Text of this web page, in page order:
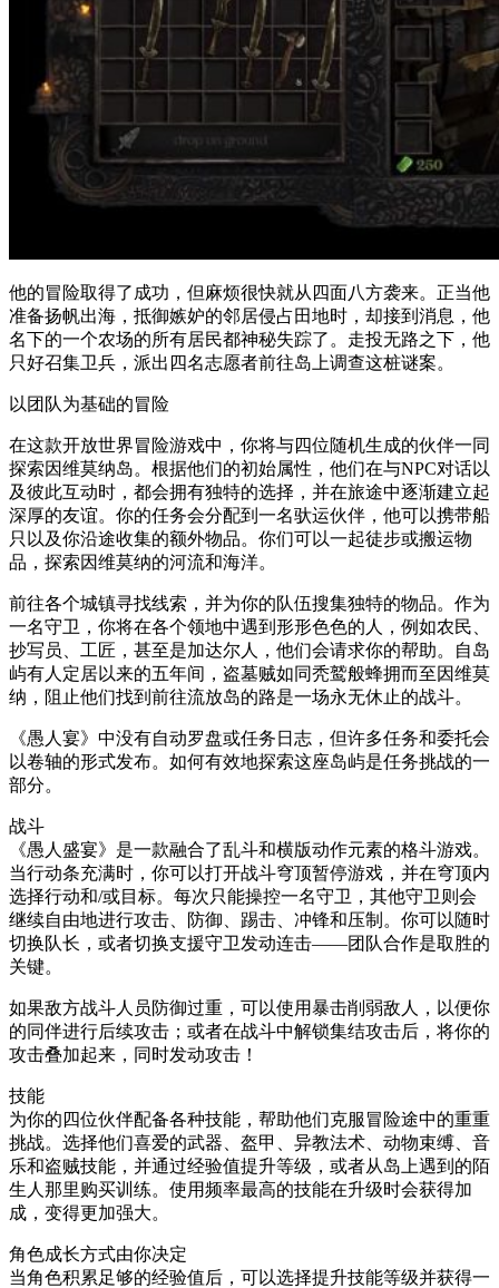
他的冒险取得了成功，但麻烦很快就从四面八方袭来。正当他
准备扬帆出海，抵御嫉妒的邻居侵占田地时，却接到消息，他
名下的一个农场的所有居民都神秘失踪了。走投无路之下，他
只好召集卫兵，派出四名志愿者前往岛上调查这桩谜案。
以团队为基础的冒险
在这款开放世界冒险游戏中，你将与四位随机生成的伙伴一同
探索因维莫纳岛。根据他们的初始属性，他们在与NPC对话以
及彼此互动时，都会拥有独特的选择，并在旅途中逐渐建立起
深厚的友谊。你的任务会分配到一名驮运伙伴，他可以携带船
只以及你沿途收集的额外物品。你们可以一起徒步或搬运物
品，探索因维莫纳的河流和海洋。
前往各个城镇寻找线索，并为你的队伍搜集独特的物品。作为
一名守卫，你将在各个领地中遇到形形色色的人，例如农民、
抄写员、工匠，甚至是加达尔人，他们会请求你的帮助。自岛
屿有人定居以来的五年间，盗墓贼如同秃鹫般蜂拥而至因维莫
纳，阻止他们找到前往流放岛的路是一场永无休止的战斗。
《愚人宴》中没有自动罗盘或任务日志，但许多任务和委托会
以卷轴的形式发布。如何有效地探索这座岛屿是任务挑战的一
部分。
战斗
《愚人盛宴》是一款融合了乱斗和横版动作元素的格斗游戏。
当行动条充满时，你可以打开战斗穹顶暂停游戏，并在穹顶内
选择行动和/或目标。每次只能操控一名守卫，其他守卫则会
继续自由地进行攻击、防御、踢击、冲锋和压制。你可以随时
切换队长，或者切换支援守卫发动连击——团队合作是取胜的
关键。
如果敌方战斗人员防御过重，可以使用暴击削弱敌人，以便你
的同伴进行后续攻击；或者在战斗中解锁集结攻击后，将你的
攻击叠加起来，同时发动攻击！
技能
为你的四位伙伴配备各种技能，帮助他们克服冒险途中的重重
挑战。选择他们喜爱的武器、盔甲、异教法术、动物束缚、音
乐和盗贼技能，并通过经验值提升等级，或者从岛上遇到的陌
生人那里购买训练。使用频率最高的技能在升级时会获得加
成，变得更加强大。
角色成长方式由你决定
当角色积累足够的经验值后，可以选择提升技能等级并获得一